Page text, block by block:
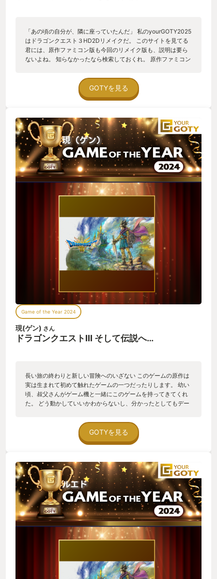
「あの頃の自分が、隣に座っていたんだ」 私のyourGOTY2025
はドラゴンクエスト３HD2Dリメイクだ。 このサイトを見てる
君には、原作ファミコン版も今回のリメイク版も、説明は要ら
ないよね。 知らなかったなら検索しておくれ。 原作ファミコン
しょを消してしまって、しこたま怒られたのは一生忘れられな
い。 兄よゴメン。不幸な事故だったんだ。 だけどね、この素晴
らしいリメイク版ドラクエ３を遊んでいて思い出したんだ！ 当
で飛ばされても迎えに行くことなく、そのまま冒険を続けてい
た兄を隣で見ていたら、仲間外れにされた様に感じて泣いてし
まって、兄の部屋からつまみ出された事を思い出したり。 友だ
ちと一緒に幽霊船さがしをしてて、やっと見つけたケド怖くて
少ししか探索出来なかった事を思い出したり。 隣の兄ちゃん
が、私が歌っていると敵のエンカウント率が下がる気がすると
言って、２人で歌いながらネクロゴンドを抜けた事を思い出し
たり。 こんな小さくて下らない思い出たちを、たくさん思い出
しながらプレイした本作。 気がついたら、あの頃の自分が隣に
面を覗いてたんだ。 楽しいね、ドラクエ面白いねって。 思い出
話はこれくらいにします。 今作をプレイして、あの頃にタイム
スリップ出来たのは、原作を大切にしつつ、遊び易くリメイク
されているからだと思います。 リメイク版の良かった点をいく
つか挙げてみます。 映像面の良かった所としては、まずはダン
ジョン。 キャラが松明を持っている様に描いてあり、自分の回
りは明るく、遠くは少し暗く表現されています。 松明の明かり
を頼りに進むダンジョンは臨場感があり、冒険の解像度を上げ
てくれました。 次に、戦闘画面。 味方側は、コマンド選択中に
背中のみを表示するだけ。 味方がアニメーションしても、それ
は見ごたえがあって面白かったとは思いますが、敵のアニメー
ションだけにすることで、テンポ良くバトルする事が出来まし
た。 そして細かい所だけど凄く気に入ったのは、町やダンジョ
ンの外観がキチンと描いてある事。 シャンパーニの塔にたどり
着いた時、ファミコン版の内部マップや構造を思い出し、納得
だったと思います。 冒険は進めたいケド、レベル上げしてる時
間なんて無いよ！って人は助かったと思います。 地味な事では
あるけれど、ルーラの移動先を、施設の中か外かを選べる所
も、小さなストレスが無くなってて良かった点です。 書き足さ
先々で、父オルテガの物語を聞きながら旅を進め、そして父と
の再会…。 父の愛、母の愛を噛み締めながら、涙を拭いてプレ
イしました。 そして、大魔王を倒した後のエピローグは１＆２
界を股にかけ大冒険したドラクエ３リメイク版を、私の
yourGOTY2025に選びます。 忘れてしまっていた沢山の事を思
い出させてくれて、本当にありがとうございました。 子どもの
頃の私も、今の私も大満足の作品でした。
GOTYを見る
Game of the Year 2024
現(ゲン) さん
ドラゴンクエストIII そして伝説へ…
長い旅の終わりと新しい冒険へのいざない このゲームの原作は
実は生まれて初めて触れたゲームの一つだったりします。 幼い
頃、叔父さんがゲーム機と一緒にこのゲームを持ってきてくれ
た。 どう動かしていいかわからないし、分かったとしてもデー
趣味でクリアしないまま過ぎていった。 今回のリメイクでやっ
とクリアできたのだから一つの長い旅に区切りがついたなと思
っている。 ゲーム本編の良かったところは難易度調整ができて
それを助けてくれるところがありがたい。 新職業も救済があっ
たと思うので、そこもあの当時にクリアできない人をすくいあ
げてくれたように思えている。 だからこそもっと遊べるように
も思える。 キャラメイクも見た目変更が出来ているので、コス
プレを嗜む自分にもいい刺激になる。 シナリオについても、よ
く言われる王様の本来の働き、父オルテガのたどった道筋、ラ
ストの伏線 またあの世界を楽しむ要素でもある。 25年の1・2
リメイクも楽しみになる一作でした
GOTYを見る